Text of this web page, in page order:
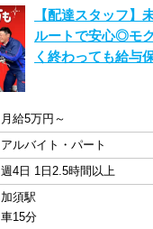
【配達スタッフ
ルートで安心◎モ
く終わっても給与
月給5万円～
アルバイト・パート
週4日 1日2.5時間以上
加須駅
車15分